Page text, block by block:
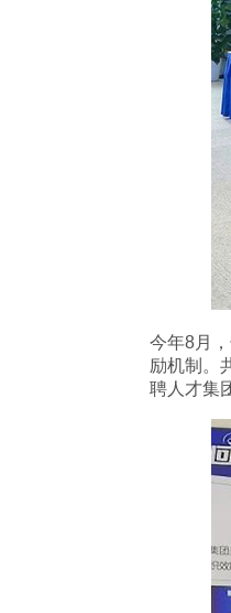
今年8月
励机制。
聘人才集